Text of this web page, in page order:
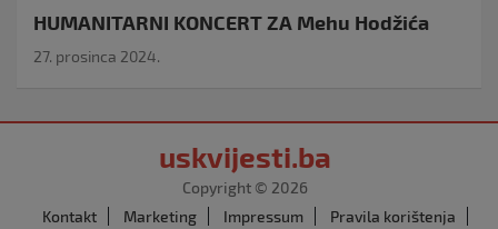
HUMANITARNI KONCERT ZA Mehu Hodžića
27. prosinca 2024.
uskvijesti.ba
Copyright © 2026
Kontakt
Marketing Impressum
Pravila korištenja